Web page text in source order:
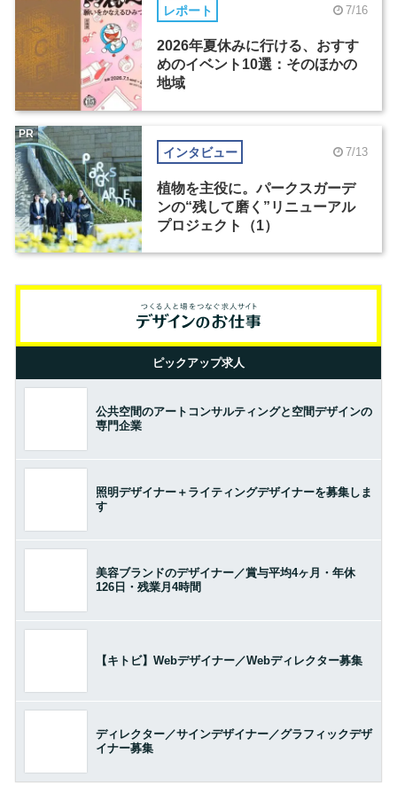
レポート 7/16
2026年夏休みに行ける、おすす
めのイベント10選：そのほかの
地域
インタビュー 7/13
植物を主役に。パークスガーデ
ンの“残して磨く”リニューアル
プロジェクト（1）
PR
ピックアップ求人
公共空間のアートコンサルティングと空間デザインの
専門企業
照明デザイナー＋ライティングデザイナーを募集しま
す
美容ブランドのデザイナー／賞与平均4ヶ月・年休
126日・残業月4時間
【キトビ】Webデザイナー／Webディレクター募集
ディレクター／サインデザイナー／グラフィックデザ
イナー募集